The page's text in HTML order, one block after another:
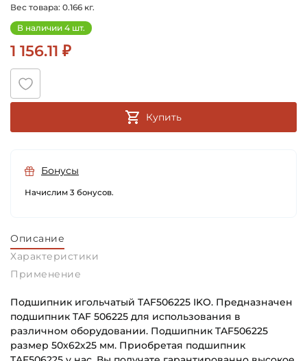
Вес товара: 0.166 кг.
В наличии 4 шт.
1 156.11 ₽
Купить
Бонусы
Начислим 3 бонусов.
Описание
Характеристики
Применение
Подшипник игольчатый TAF506225 IKO. Предназначен
подшипник TAF 506225 для использования в
различном оборудовании. Подшипник TAF506225
размер 50х62х25 мм. Приобретая подшипник